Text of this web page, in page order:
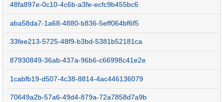
48fa897e-0c10-4c6b-a3fe-ecfc9b455bc6
aba58da7-1a68-4880-b836-5eff064bf6f5
33fee213-5725-48f9-b3bd-5381b52181ca
87930849-36ab-437a-96b6-c66998c41e2e
1cabfb19-d507-4c38-8814-4ac446136079
70649a2b-57a6-49d4-879a-72a7858d7a9b